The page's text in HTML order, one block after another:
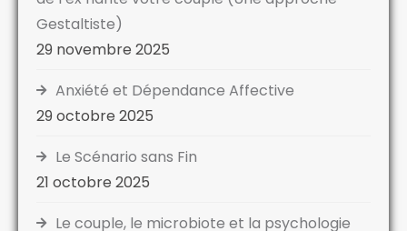
Gestaltiste)
29 novembre 2025
Anxiété et Dépendance Affective
29 octobre 2025
Le Scénario sans Fin
21 octobre 2025
Le couple, le microbiote et la psychologie